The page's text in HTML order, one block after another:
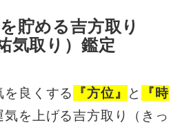
める吉方取り
気取り）鑑定
良くする 『方位』 と
『時
気を上げる吉方取り（きっ